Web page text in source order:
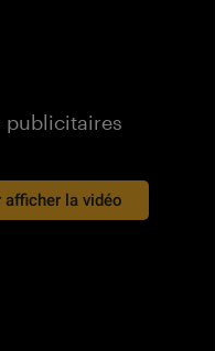
publicitaires
la vidéo